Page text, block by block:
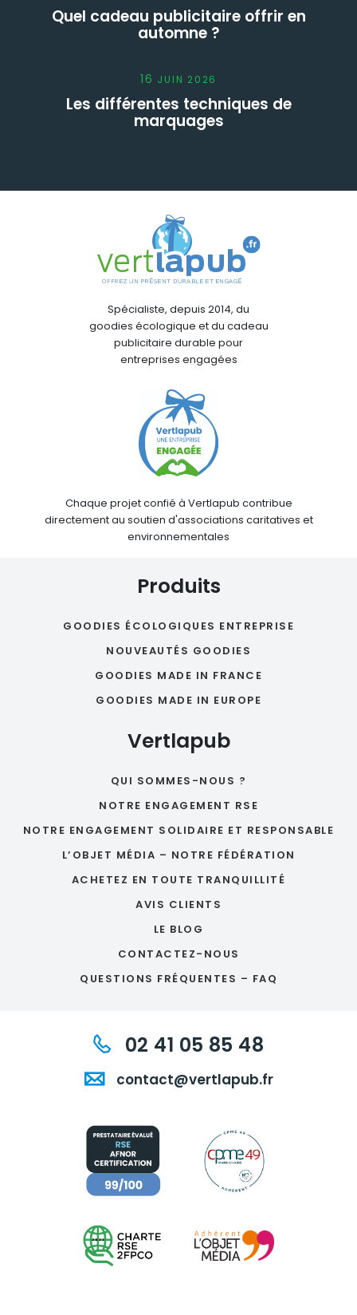
Quel cadeau publicitaire offrir en
automne ?
16 JUIN 2026
Les différentes techniques de
marquages
Spécialiste, depuis 2014, du
goodies écologique et du cadeau
publicitaire durable pour
entreprises engagées
Chaque projet confié à Vertlapub contribue
directement au soutien d'associations caritatives et
environnementales
Produits
GOODIES ÉCOLOGIQUES ENTREPRISE
NOUVEAUTÉS GOODIES
GOODIES MADE IN FRANCE
GOODIES MADE IN EUROPE
Vertlapub
QUI SOMMES-NOUS ?
NOTRE ENGAGEMENT RSE
NOTRE ENGAGEMENT SOLIDAIRE ET RESPONSABLE
L’OBJET MÉDIA – NOTRE FÉDÉRATION
ACHETEZ EN TOUTE TRANQUILLITÉ
AVIS CLIENTS
LE BLOG
CONTACTEZ-NOUS
QUESTIONS FRÉQUENTES – FAQ
02 41 05 85 48
contact@vertlapub.fr